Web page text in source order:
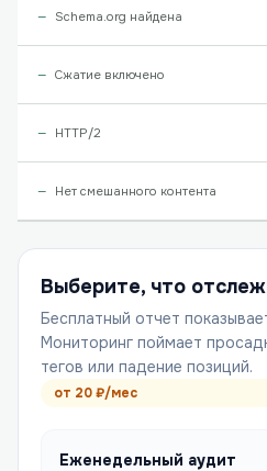
Schema.org найдена
Сжатие включено
HTTP/2
Нет смешанного контента
Выберите, что
Бесплатный отчет
Мониторинг поймает
тегов или падение позиций.
от 20₽/мес
Еженедельный аудит